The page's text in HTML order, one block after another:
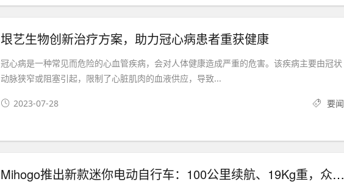
垠艺生物创新治疗方案，助力冠心病患者重获健康
冠心病是一种常见而危险的心血管疾病，会对人体健康造成严重的危害。该疾病主要由冠状
动脉狭窄或阻塞引起，限制了心脏肌肉的血液供应，导致...
2023-07-28 要闻
Mihogo推出新款迷你电动自行车：100公里续航、19Kg重，众筹价3